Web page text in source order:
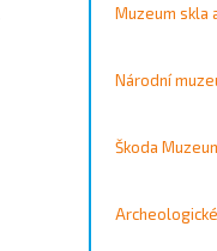
Muzeum skla
Národní
Škoda